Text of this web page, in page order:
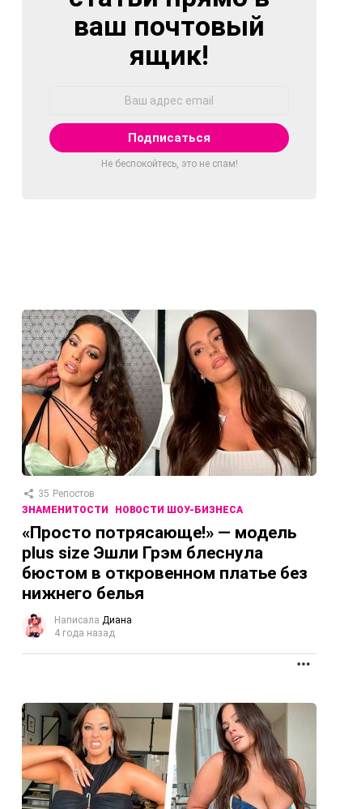
ваш почтовый
ящик!
Не беспокойтесь, это не спам!
35 Репостов
ЗНАМЕНИТОСТИ
НОВОСТИ ШОУ-БИЗНЕСА
«Просто потрясающе!» — модель
plus size Эшли Грэм блеснула
бюстом в откровенном платье без
нижнего белья
Написала Диана
4 года назад